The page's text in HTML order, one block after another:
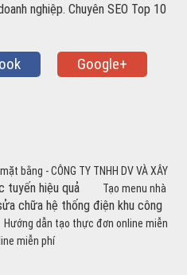
nghiệp. Chuyên SEO Top 10
Google+
bằng - CÔNG TY TNHH DV VÀ XÂY
tuyến hiệu quả
Tạo menu nhà
chữa hệ thống điện khu công
Hướng dẫn tạo thực đơn online miễn
miễn phí